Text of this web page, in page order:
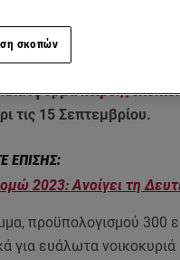
Δευτέρα η υποβολή
πλατφόρμαhttps://
τις 15 Σεπτεμβρίου.
2023: Ανοίγει τη
προϋπολογισμού 300
για ευάλωτα
σκοπών